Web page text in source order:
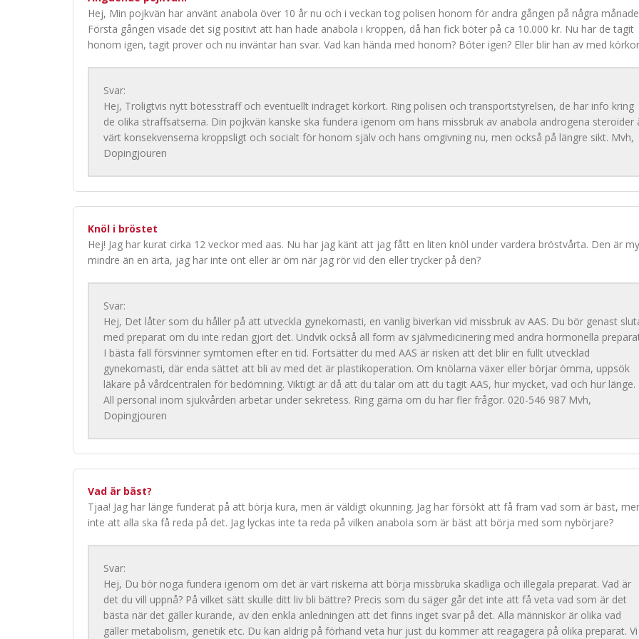
Hej, Min pojkvän har använt anabola över 10 år nu och i veckan tog polisen honom för andra gången på några
Första gången visade det sig positivt att han hade anabola i kroppen, då han fick böter på ca 10.000 kr. Nu har de tagit
honom igen, tagit prover och nu inväntar han svar. Vad kan hända med honom? Böter igen? Eller blir han av med
Svar:
Hej, Troligtvis nytt bötesstraff och eventuellt indraget körkort. Ring polisen och transportstyrelsen, de har info kring
de olika straffsatserna. Din pojkvän kanske ska fundera igenom om hans missbruk av anabola androgena steroider
värt konsekvenserna kroppsligt och socialt för honom själv och hans omgivning nu, men också på längre sikt. Mvh,
Dopingjouren
Knöl i bröstet
Hej! Jag har kurat cirka 12 veckor med aas. Nu har jag känt att jag fått en liten knöl under vardera bröstvårta. Den är
mindre än en ärta, jag har inte ont eller är öm när jag rör vid den eller trycker på den?
Svar:
Hej, Det låter som du håller på att utveckla gynekomasti, en vanlig biverkan vid missbruk av AAS. Du bör genast
med preparat om du inte redan gjort det. Undvik också all form av självmedicinering med andra hormonella
I bästa fall försvinner symtomen efter en tid. Fortsätter du med AAS är risken att det blir en fullt utvecklad
gynekomasti, där enda sättet att bli av med det är plastikoperation. Om knölarna växer eller börjar ömma, uppsök
läkare på vårdcentralen för bedömning. Viktigt är då att du talar om att du tagit AAS, hur mycket, vad och hur länge.
All personal inom sjukvården arbetar under sekretess. Ring gärna om du har fler frågor. 020-546 987 Mvh,
Dopingjouren
Vad är bäst?
Tjaa! Jag har länge funderat på att börja kura, men är väldigt okunning. Jag har försökt att få fram vad som är bäst,
inte att alla ska få reda på det. Jag lyckas inte ta reda på vilken anabola som är bäst att börja med som nybörjare?
Svar:
Hej, Du bör noga fundera igenom om det är värt riskerna att börja missbruka skadliga och illegala preparat. Vad är
det du vill uppnå? På vilket sätt skulle ditt liv bli bättre? Precis som du säger går det inte att få veta vad som är det
bästa när det gäller kurande, av den enkla anledningen att det finns inget svar på det. Alla människor är olika vad
gäller metabolism, genetik etc. Du kan aldrig på förhand veta hur just du kommer att reagagera på olika preparat. Vi